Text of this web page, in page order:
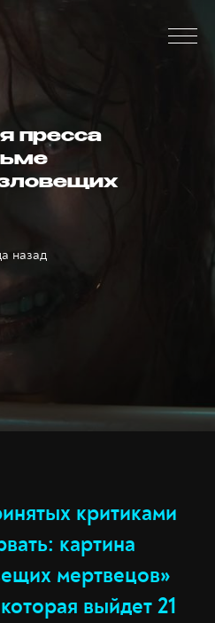
пресса
назад
критиками
картина
мертвецов»
выйдет 21